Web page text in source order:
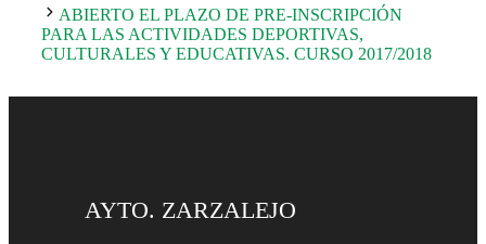
ABIERTO EL PLAZO DE PRE-INSCRIPCIÓN
PARA LAS ACTIVIDADES DEPORTIVAS,
CULTURALES Y EDUCATIVAS. CURSO 2017/2018
AYTO. ZARZALEJO